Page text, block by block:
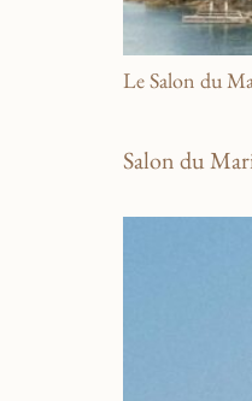
Le Salon du
Salon du